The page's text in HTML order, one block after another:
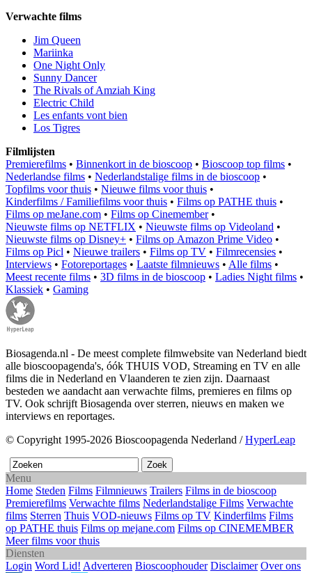
Verwachte films
Jim Queen
Mariinka
One Night Only
Sunny Dancer
The Rivals of Amziah King
Electric Child
Les enfants vont bien
Los Tigres
Filmlijsten
Premierefilms • Binnenkort in de bioscoop • Bioscoop top films •
Nederlandse films • Nederlandstalige films in de bioscoop •
Topfilms voor thuis • Nieuwe films voor thuis •
Kinderfilms / Familiefilms voor thuis • Films op PATHE thuis •
Films op meJane.com • Films op Cinemember•
Nieuwste films op NETFLIX • Nieuwste films op Videoland •
Nieuwste films op Disney+ • Films op Amazon Prime Video •
Films op Picl • Nieuwe trailers • Films op TV • Filmrecensies •
Interviews • Fotoreportages • Laatste filmnieuws • Alle films •
Meest recente films • 3D films in de bioscoop • Ladies Night films •
Klassiek • Gaming
Biosagenda.nl - De meest complete filmwebsite van Nederland biedt
alle bioscoopagenda's, óók THUIS VOD, Streaming en TV en alle
films die in Nederland en Vlaanderen te zien zijn. Daarnaast
besteden we aandacht aan verwachte films, premieres en films op
TV. Ook schrijft Biosagenda over sterren, nieuws en maken we
interviews en reportages.
© Copyright 1995-2026 Bioscoopagenda Nederland /HyperLeap
Menu
Home Steden Films Filmnieuws Trailers Films in de bioscoop
Premierefilms Verwachte films Nederlandstalige Films Verwachte
films Sterren Thuis VOD-nieuws Films op TV Kinderfilms Films
op PATHE thuis Films op mejane.com Films op CINEMEMBER
Meer films voor thuis
Diensten
Login Word Lid! Adverteren Bioscoophouder Disclaimer Over ons